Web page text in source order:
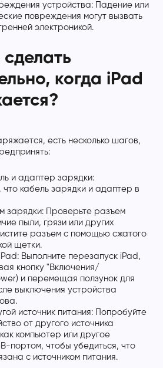
устройства: Падение или
повреждения могут вызвать
электроникой.
когда iPad
есть несколько шагов,
и адаптер зарядки:
что кабель зарядки и адаптер в
зарядки: Проверьте разъем
пыли, грязи или других
разъем с помощью сжатого
щетки.
Выполните перезапуск iPad,
кнопку "Включения/
и перемещая ползунок для
выключения устройства
источник питания: Попробуйте
от другого источника
компьютер или другое
портом, чтобы убедиться, что
с источником питания.